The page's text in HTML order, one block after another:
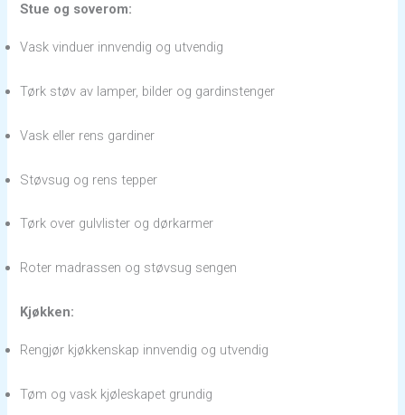
Stue og soverom:
Vask vinduer innvendig og utvendig
Tørk støv av lamper, bilder og gardinstenger
Vask eller rens gardiner
Støvsug og rens tepper
Tørk over gulvlister og dørkarmer
Roter madrassen og støvsug sengen
Kjøkken:
Rengjør kjøkkenskap innvendig og utvendig
Tøm og vask kjøleskapet grundig